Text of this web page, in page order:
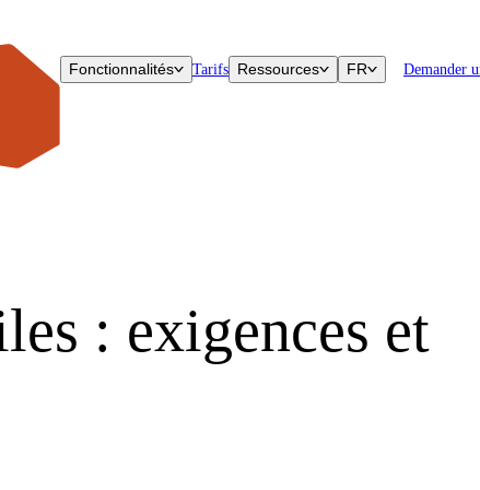
Fonctionnalités Tarifs Ressources FR Demander
: exigences et